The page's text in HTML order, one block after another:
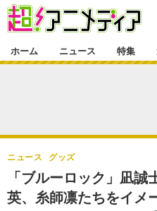
ゲーム・アプリ
グッズ
特集一覧
ラキりす
連載マンガ
番組・動画
番組・動画一覧
連載・ブログ
ホーム ニュース 特集
「ブルーロック」凪
英、糸師凛たちをイメ
ニュース グッズ